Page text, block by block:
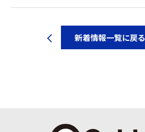
新着情報一覧に戻る